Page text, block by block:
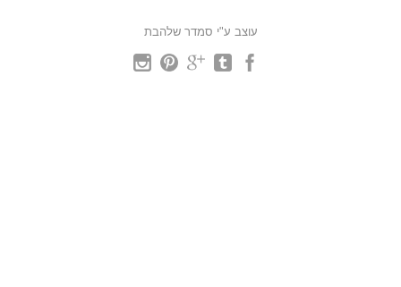
עוצב ע"י סמדר שלהבת